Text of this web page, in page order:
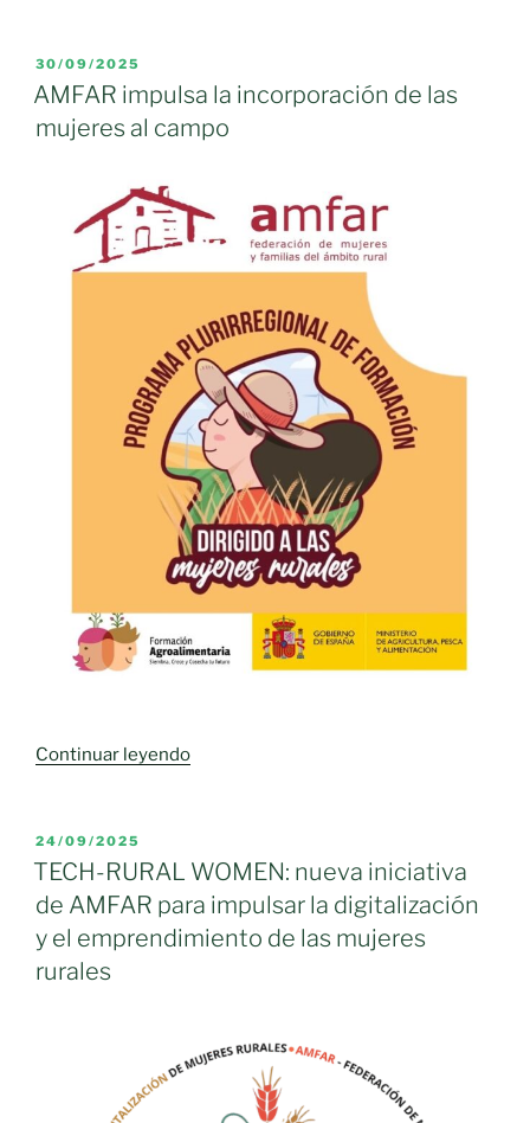
rurales»
campo
futuro
PUBLICADO
EL
30/09/2025
AMFAR impulsa la incorporación de las
mujeres al campo
Continuar leyendo«AMFAR
de
las
mujeres
al
PUBLICADO
EL
24/09/2025
TECH-RURAL WOMEN: nueva iniciativa
de AMFAR para impulsar la digitalización
y el emprendimiento de las mujeres
rurales